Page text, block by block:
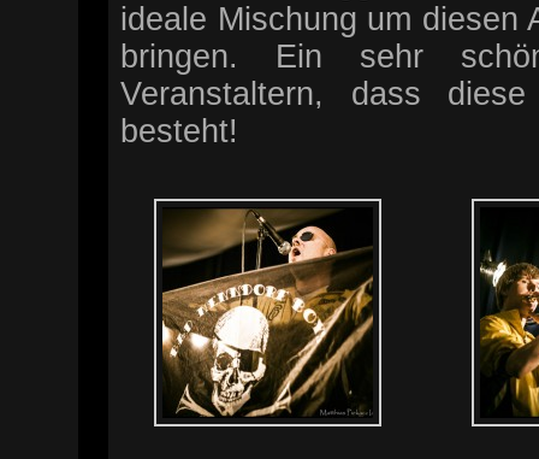
ideale Mischung um diesen
bringen. Ein sehr
Veranstaltern, dass
besteht!